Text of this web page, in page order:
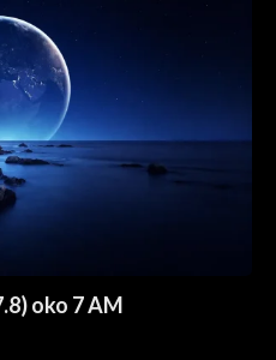
oko 7 AM